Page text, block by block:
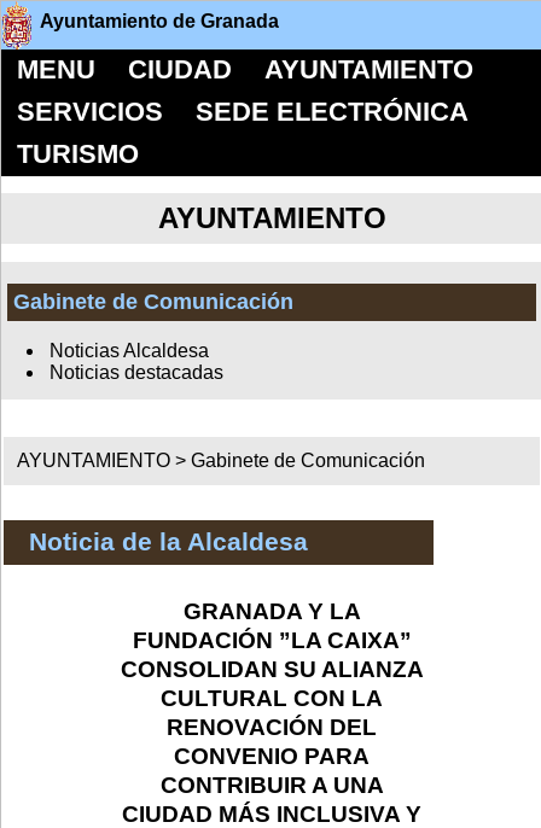
Ayuntamiento de Granada
MENU CIUDAD
AYUNTAMIENTO
SERVICIOS
SEDE ELECTRÓNICA
TURISMO
AYUNTAMIENTO
Gabinete de Comunicación
Noticias Alcaldesa
Noticias destacadas
AYUNTAMIENTO >Gabinete de Comunicación
Noticia de la Alcaldesa
GRANADA Y LA
FUNDACIÓN ”LA CAIXA”
CONSOLIDAN SU ALIANZA
CULTURAL CON LA
RENOVACIÓN DEL
CONVENIO PARA
CONTRIBUIR A UNA
CIUDAD MÁS INCLUSIVA Y